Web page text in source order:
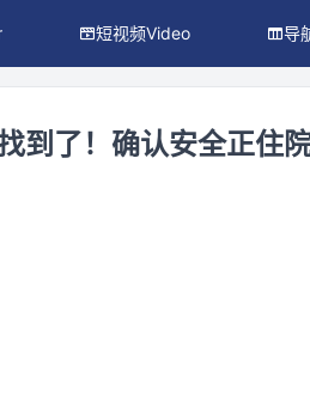
短视频Video 导
到了！确认安全正住